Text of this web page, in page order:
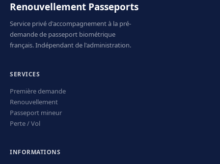
Renouvellement Passeports
Service privé d'accompagnement à la pré-
demande de passeport biométrique
français. Indépendant de l'administration.
SERVICES
Première demande
Renouvellement
Passeport mineur
Perte / Vol
INFORMATIONS